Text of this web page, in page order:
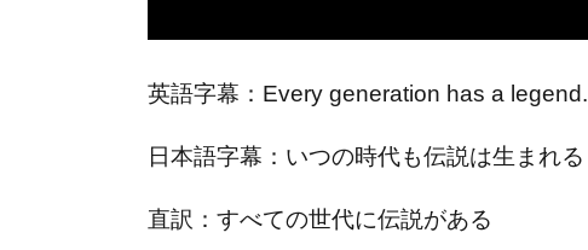
英語字幕：Every generation has a legend.
日本語字幕：いつの時代も伝説は生まれる
直訳：すべての世代に伝説がある